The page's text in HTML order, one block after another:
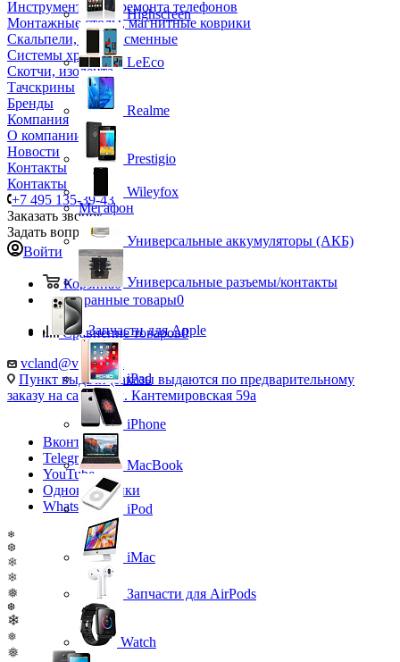
Инструменты для ремонта телефонов
Монтажные столы, магнитные коврики
Скальпели, лезвия сменные
Системы хранения
Скотчи, изолента
Тачскрины
Бренды
Компания
О компании
Новости
Контакты
Контакты
+7 495 135-39-43
Заказать звонок
Задать вопрос
Войти
Корзина0
Избранные товары0
Сравнение товаров0
vcland@vcland.ru
Пункт выдачи (заказы выдаются по предварительному
заказу на сайте), ул. Кантемировская 59а
Вконтакте
Telegram
YouTube
Одноклассники
WhatsApp
❄
❆
❄
❄
❅
❆
❄
❅
❅
Highscreen
LeEco
Realme
Prestigio
Wileyfox
Мегафон
Универсальные аккумуляторы (АКБ)
Универсальные разъемы/контакты
Запчасти для Apple
iPad
iPhone
MacBook
iPod
iMac
Запчасти для AirPods
Watch